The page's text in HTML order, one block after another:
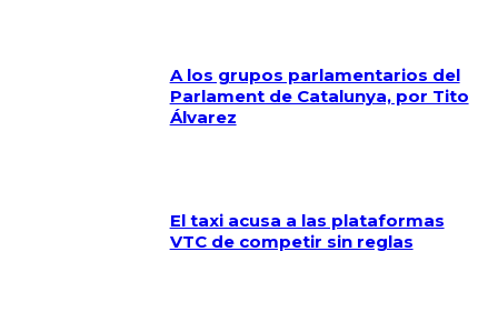
A los grupos parlamentarios del
Parlament de Catalunya, por Tito
Álvarez
El taxi acusa a las plataformas
VTC de competir sin reglas